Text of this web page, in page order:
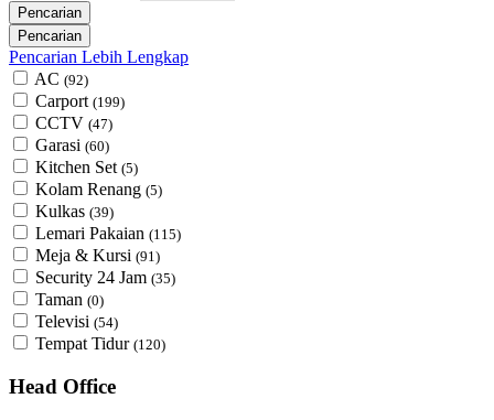
Pencarian Lebih Lengkap
AC (92)
Carport (199)
CCTV (47)
Garasi (60)
Kitchen Set (5)
Kolam Renang (5)
Kulkas (39)
Lemari Pakaian (115)
Meja & Kursi (91)
Security 24 Jam (35)
Taman (0)
Televisi (54)
Tempat Tidur (120)
Head Office